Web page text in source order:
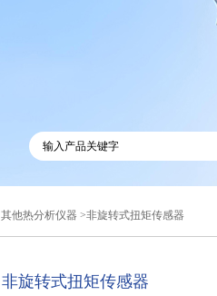
其他热分析仪器 >非旋转式扭矩传感器
非旋转式扭矩传感器